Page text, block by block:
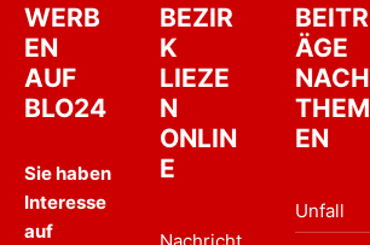
WERB
EN
AUF
BLO24
Sie haben
Interesse
auf
BEZIR
K
LIEZE
N
ONLIN
E
Nachricht
BEITR
ÄGE
NACH
THEM
EN
Unfall